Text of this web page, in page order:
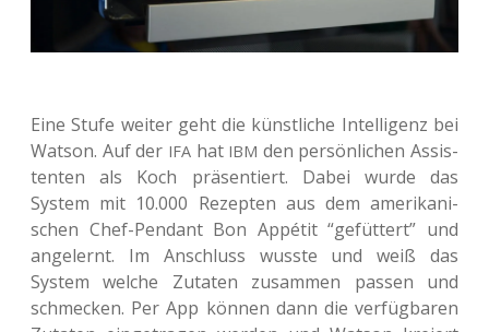
Eine Stufe weiter geht die künst­li­che Intel­li­genz bei
Watson. Auf der IFAhat IBM den per­sön­li­chen Assis­
ten­ten als Koch prä­sen­tiert. Dabei wurde das
System mit 10.000 Rezep­ten aus dem ame­ri­ka­ni­
schen Chef-Pen­dant Bon Appé­tit “gefüt­tert” und
ange­lernt. Im Anschluss wusste und weiß das
System welche Zuta­ten zusam­men passen und
schme­cken. Per App können dann die ver­füg­ba­ren